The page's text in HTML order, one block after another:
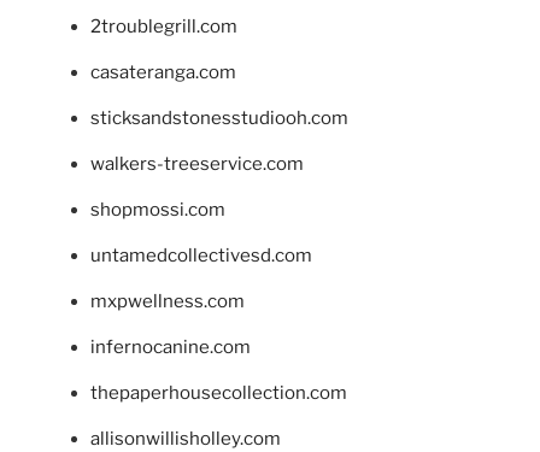
2troublegrill.com
casateranga.com
sticksandstonesstudiooh.com
walkers-treeservice.com
shopmossi.com
untamedcollectivesd.com
mxpwellness.com
infernocanine.com
thepaperhousecollection.com
allisonwillisholley.com